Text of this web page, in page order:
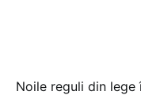
Noile reguli din lege